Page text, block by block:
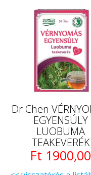
Dr Chen
EGYENSÚLY
LUOBUMA
TEAKEVERÉK
Ft 1900,00